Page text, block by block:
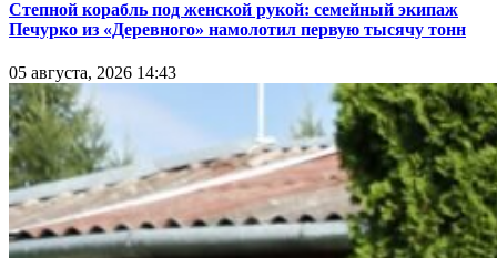
Степной корабль под женской рукой: семейный экипаж
Печурко из «Деревного» намолотил первую тысячу тонн
05 августа, 2026 14:43